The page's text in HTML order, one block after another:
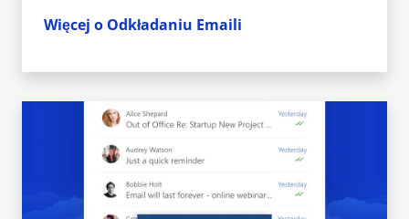
Więcej o Odkładaniu Emaili